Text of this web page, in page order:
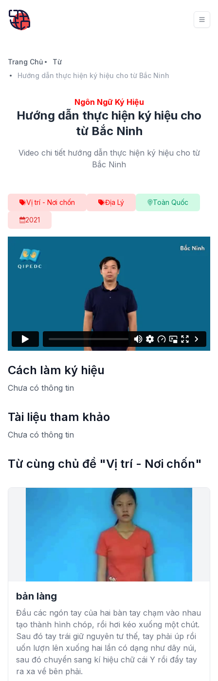
Trang Chủ
Từ
Hướng dẫn thực hiện ký hiệu cho từ Bắc Ninh
Ngôn Ngữ Ký Hiệu
Hướng dẫn thực hiện ký hiệu cho
từ Bắc Ninh
Video chi tiết hướng dẫn thực hiện ký hiệu cho từ
Bắc Ninh
Vị trí - Nơi chốn Địa Lý Toàn Quốc
2021
Cách làm ký hiệu
Chưa có thông tin
Tài liệu tham khảo
Chưa có thông tin
Từ cùng chủ đề "Vị trí - Nơi chốn"
bản làng
Đầu các ngón tay của hai bàn tay chạm vào nhau
tạo thành hình chóp, rồi hơi kéo xuống một chút.
Sau đó tay trái giữ nguyên tư thế, tay phải úp rồi
uốn lượn lên xuống hai lần có dạng như dãy núi,
sau đó chuyển sang kí hiệu chữ cái Y rồi đẩy tay
ra xa về bên phải.